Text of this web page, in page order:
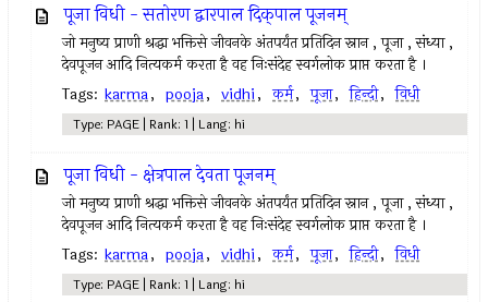
पूजा विधी - सतोरण द्वारपाल दिक्‌पाल पूजनम्
जो मनुष्य प्राणी श्रद्धा भक्तिसे जीवनके अंतपर्यंत प्रतिदिन स्नान , पूजा , संध्या ,
देवपूजन आदि नित्यकर्म करता है वह निःसंदेह स्वर्गलोक प्राप्त करता है ।
Tags: karma, pooja, vidhi, कर्म, पूजा, हिन्दी, विधी
Type: PAGE | Rank: 1 | Lang: hi
पूजा विधी - क्षेत्रपाल देवता पूजनम्
जो मनुष्य प्राणी श्रद्धा भक्तिसे जीवनके अंतपर्यंत प्रतिदिन स्नान , पूजा , संध्या ,
देवपूजन आदि नित्यकर्म करता है वह निःसंदेह स्वर्गलोक प्राप्त करता है ।
Tags: karma, pooja, vidhi, कर्म, पूजा, हिन्दी, विधी
Type: PAGE | Rank: 1 | Lang: hi